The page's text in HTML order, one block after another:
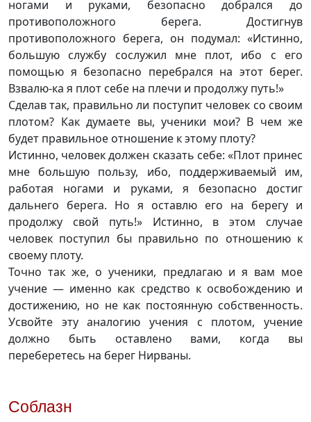
ногами и руками, безопасно добрался до
противоположного берега. Достигнув
противоположного берега, он подумал: «Истинно,
большую службу сослужил мне плот, ибо с его
помощью я безопасно перебрался на этот берег.
Взвалю-ка я плот себе на плечи и продолжу путь!»
Сделав так, правильно ли поступит человек со своим
плотом? Как думаете вы, ученики мои? В чем же
будет правильное отношение к этому плоту?
Истинно, человек должен сказать себе: «Плот принес
мне большую пользу, ибо, поддерживаемый им,
работая ногами и руками, я безопасно достиг
дальнего берега. Но я оставлю его на берегу и
продолжу свой путь!» Истинно, в этом случае
человек поступил бы правильно по отношению к
своему плоту.
Точно так же, о ученики, предлагаю и я вам мое
учение — именно как средство к освобождению и
достижению, но не как постоянную собственность.
Усвойте эту аналогию учения с плотом, учение
должно быть оставлено вами, когда вы
переберетесь на берег Нирваны.
Соблазн